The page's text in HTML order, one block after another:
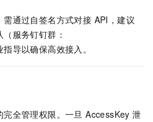
通过自签名方式对接 API，建议
服务钉钉群：
导以确保高效接入。
全管理权限。一旦 AccessKey 泄